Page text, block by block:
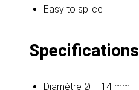
Easy to splice
Specifications
Diamètre Ø = 14 mm.